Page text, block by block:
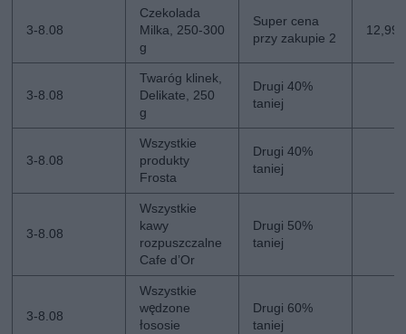
3-8.08
Czekolada
Milka, 250-300
g
Super cena
przy zakupie 2
12,99
3-8.08
Twaróg klinek,
Delikate, 250
g
Drugi 40%
taniej
3-8.08
Wszystkie
produkty
Frosta
Drugi 40%
taniej
3-8.08
Wszystkie
kawy
rozpuszczalne
Cafe d’Or
Drugi 50%
taniej
3-8.08
Wszystkie
wędzone
łososie
Drugi 60%
taniej